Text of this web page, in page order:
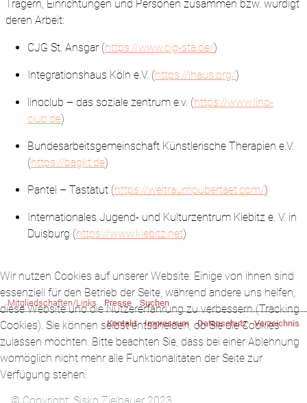
Trägern, Einrichtungen und Personen zusammen bzw. würdigt
deren Arbeit:
CJG St. Ansgar (https://www.cjg-sta.de/)
Integrationshaus Köln e.V. (https://ihaus.org/)
linoclub – das soziale zentrum e.v. (https://www.lino-
club.de)
Bundesarbeitsgemeinschaft Künstlerische Therapien e.V.
(https://bagkt.de)
Pantel – Tastatut (https://weltraumpubertaet.com/)
Internationales Jugend- und Kulturzentrum Kiebitz e. V. in
Duisburg (https://www.kiebitz.net)
Mitgliedschaften/Links Presse Suchen
Verzeichnis
Datenschutz
Impressum
Kontakt
Wir nutzen Cookies auf unserer Website. Einige von ihnen sind
essenziell für den Betrieb der Seite, während andere uns helfen,
diese Website und die Nutzererfahrung zu verbessern (Tracking
Cookies). Sie können selbst entscheiden, ob Sie die Cookies
zulassen möchten. Bitte beachten Sie, dass bei einer Ablehnung
womöglich nicht mehr alle Funktionalitäten der Seite zur
Verfügung stehen.